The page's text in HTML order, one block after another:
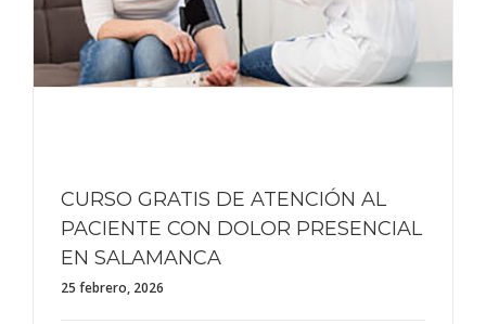
CURSO GRATIS DE ATENCIÓN AL
PACIENTE CON DOLOR PRESENCIAL
EN SALAMANCA
25 febrero, 2026